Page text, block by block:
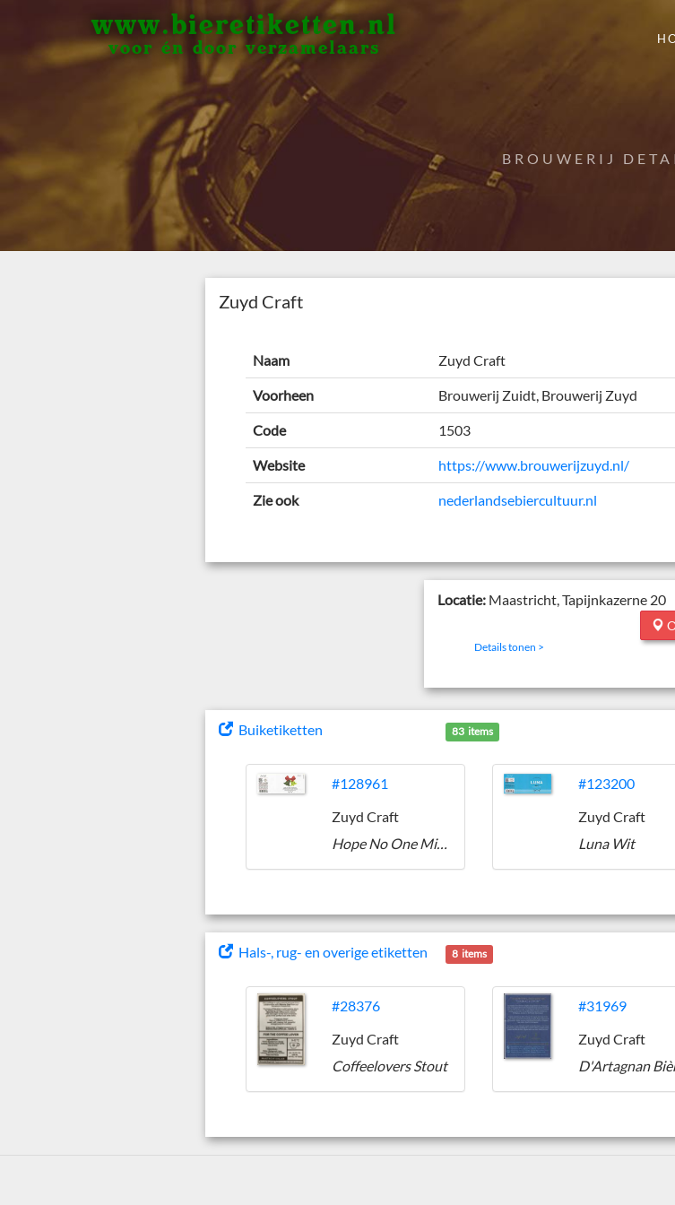
www.bieretiketten.nl
voor én door verzamelaars
BROUWERIJ
Zuyd Craft
Naam Zuyd Craft
Voorheen Brouwerij Zuidt, Brouwerij Zuyd
Code 1503
Website https://www.brouwerijzuyd.nl/
Zie ook nederlandsebiercultuur.nl
Locatie: Maastricht, Tapijnkazerne 20
Details tonen >
Buiketiketten 83 items
#128961
Zuyd Craft
Hope No One Misses Me At The Family X-Mas Dinner
#123200
Zuyd Craft
Luna Wit
Hals-, rug- en overige etiketten 8 items
#28376
Zuyd Craft
Coffeelovers Stout
#31969
Zuyd Craft